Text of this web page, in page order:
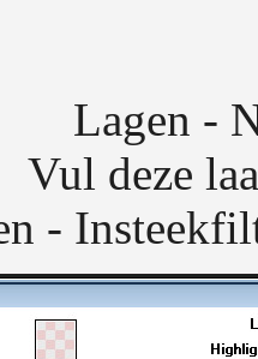
Lagen -
Vul deze
-